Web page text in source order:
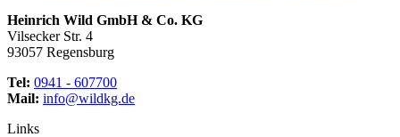
Heinrich Wild GmbH & Co. KG
Vilsecker Str. 4
93057 Regensburg
Tel: 0941 - 607700
Mail: info@wildkg.de
Links